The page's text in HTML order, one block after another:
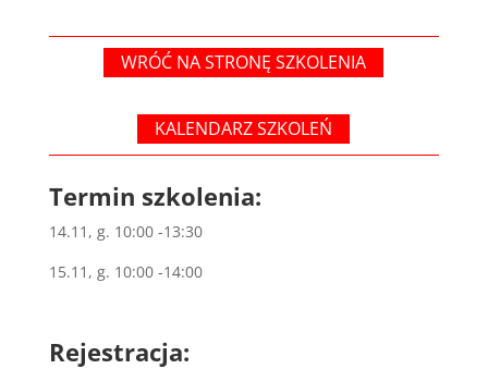
WRÓĆ NA STRONĘ SZKOLENIA
KALENDARZ SZKOLEŃ
Termin szkolenia:
14.11, g. 10:00 -13:30
15.11, g. 10:00 -14:00
Rejestracja: